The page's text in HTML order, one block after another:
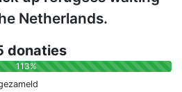
Netherlands.
donaties
113%